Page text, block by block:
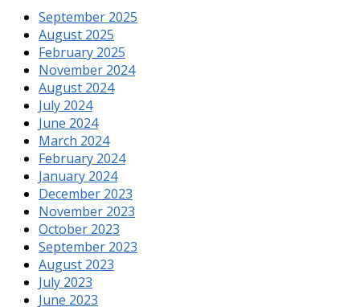
September 2025
August 2025
February 2025
November 2024
August 2024
July 2024
June 2024
March 2024
February 2024
January 2024
December 2023
November 2023
October 2023
September 2023
August 2023
July 2023
June 2023